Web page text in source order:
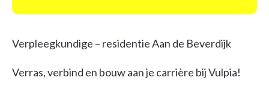
Verpleegkundige – residentie Aan de Beverdijk
Verras, verbind en bouw aan je carrière bij Vulpia!